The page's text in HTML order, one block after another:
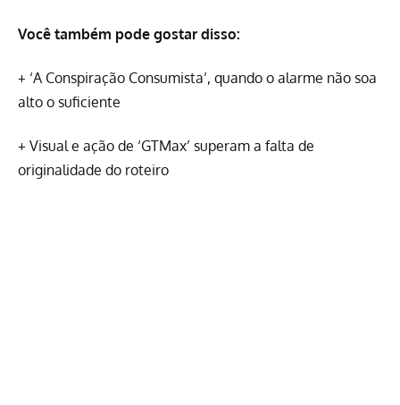
Você também pode gostar disso:
+ ‘A Conspiração Consumista’, quando o alarme não soa
alto o suficiente
+ Visual e ação de ‘GTMax’ superam a falta de
originalidade do roteiro